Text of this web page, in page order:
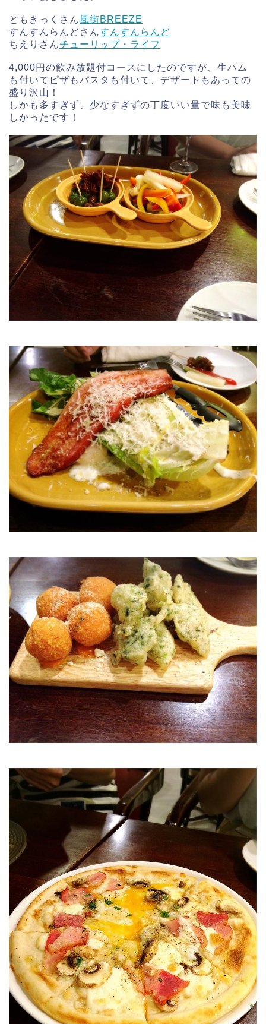
ともきっくさん 風街BREEZE
すんすんらんどさんすんすんらんど
ちえりさんチューリップ・ライフ
4,000円の飲み放題付コースにしたのですが、生ハム
も付いてピザもパスタも付いて、デザートもあっての
盛り沢山！
しかも多すぎず、少なすぎずの丁度いい量で味も美味
しかったです！